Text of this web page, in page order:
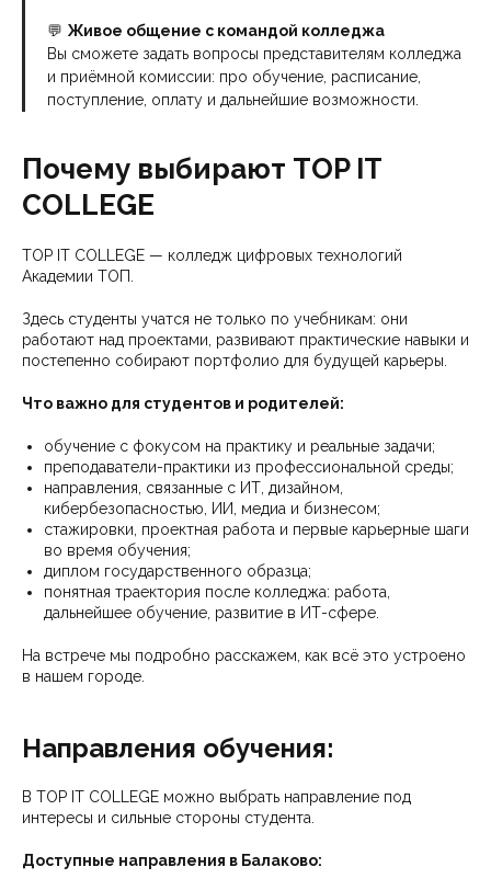
💬 Живое общение с командой колледжа
Вы сможете задать вопросы представителям колледжа
и приёмной комиссии: про обучение, расписание,
поступление, оплату и дальнейшие возможности.
Почему выбирают TOP IT
COLLEGE
TOP IT COLLEGE — колледж цифровых технологий
Академии ТОП.
Здесь студенты учатся не только по учебникам: они
работают над проектами, развивают практические навыки и
постепенно собирают портфолио для будущей карьеры.
Что важно для студентов и родителей:
обучение с фокусом на практику и реальные задачи;
преподаватели-практики из профессиональной среды;
направления, связанные с ИТ, дизайном,
кибербезопасностью, ИИ, медиа и бизнесом;
стажировки, проектная работа и первые карьерные шаги
во время обучения;
диплом государственного образца;
понятная траектория после колледжа: работа,
дальнейшее обучение, развитие в ИТ-сфере.
На встрече мы подробно расскажем, как всё это устроено
в нашем городе.
Направления обучения:
В TOP IT COLLEGE можно выбрать направление под
интересы и сильные стороны студента.
Доступные направления в Балаково: